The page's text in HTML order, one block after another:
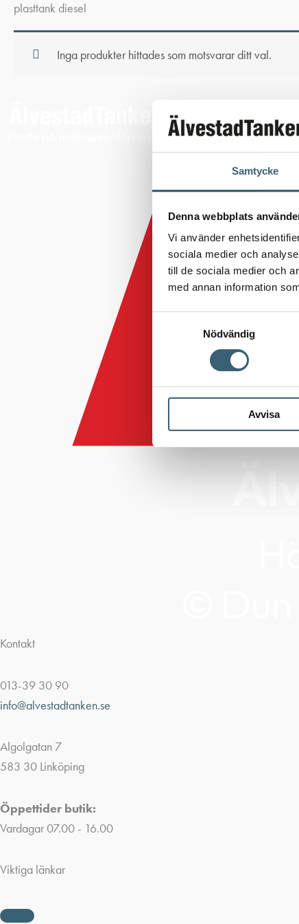
Samtycke
Denna webbplats
Vi använder
sociala medier och
till de sociala medier och
med annan information
Nödvändig
Avvisa
plasttank diesel
Inga produkter hittades som motsvarar ditt val.
Kontakt
013-39 30 90
info@alvestadtanken.se
Algolgatan 7
583 30 Linköping
Öppettider butik:
Vardagar 07.00 - 16.00
Viktiga länkar